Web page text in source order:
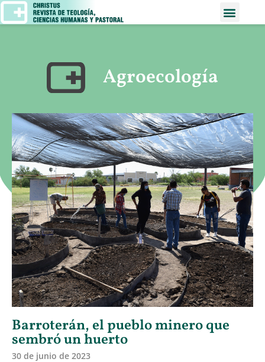
Agroecología
Barroterán, el pueblo minero que
sembró un huerto
30 de junio de 2023